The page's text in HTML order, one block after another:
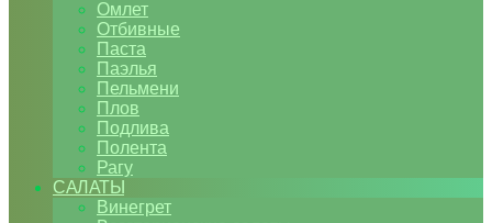
Омлет
Отбивные
Паста
Паэлья
Пельмени
Плов
Подлива
Полента
Рагу
САЛАТЫ
Винегрет